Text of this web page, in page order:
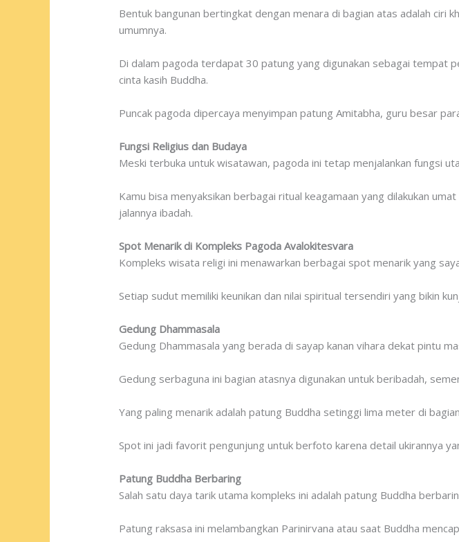
Bentuk bangunan bertingkat dengan menara di bagian atas adalah ciri
umumnya.
Di dalam pagoda terdapat 30 patung yang digunakan sebagai tempat
cinta kasih Buddha.
Puncak pagoda dipercaya menyimpan patung Amitabha, guru besar
Fungsi Religius dan Budaya
Meski terbuka untuk wisatawan, pagoda ini tetap menjalankan fungsi
Kamu bisa menyaksikan berbagai ritual keagamaan yang dilakukan
jalannya ibadah.
Spot Menarik di Kompleks Pagoda Avalokitesvara
Kompleks wisata religi ini menawarkan berbagai spot menarik yang
Setiap sudut memiliki keunikan dan nilai spiritual tersendiri yang bikin
Gedung Dhammasala
Gedung Dhammasala yang berada di sayap kanan vihara dekat pintu
Gedung serbaguna ini bagian atasnya digunakan untuk beribadah,
Yang paling menarik adalah patung Buddha setinggi lima meter di
Spot ini jadi favorit pengunjung untuk berfoto karena detail ukirannya
Patung Buddha Berbaring
Salah satu daya tarik utama kompleks ini adalah patung Buddha
Patung raksasa ini melambangkan Parinirvana atau saat Buddha